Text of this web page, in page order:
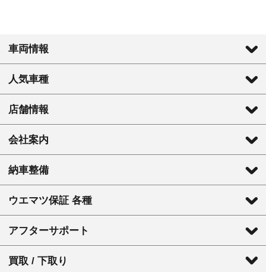
車両情報
人気車種
店舗情報
会社案内
納車整備
ウエマツ保証 各種
アフターサポート
買取 / 下取り